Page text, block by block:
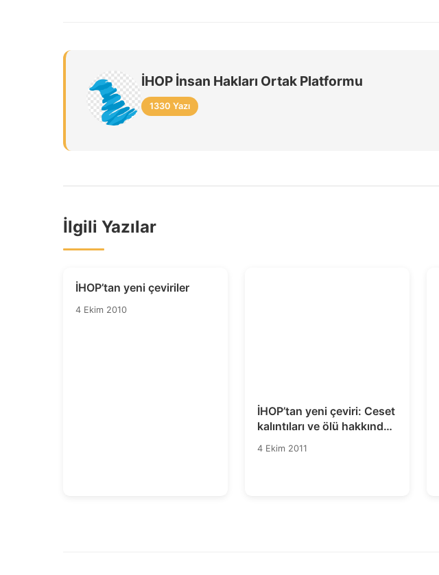
İHOP İnsan Hakları Ortak Platformu
1330 Yazı
İlgili Yazılar
İHOP’tan yeni çeviriler
4 Ekim 2010
İHOP’tan yeni çeviri: Ceset
kalıntıları ve ölü hakkında
bilgi yönetimine ilişkin
4 Ekim 2011